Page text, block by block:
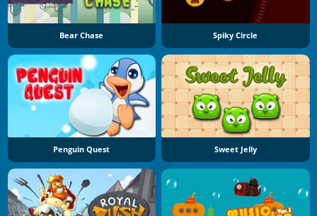
Bear Chase Spiky Circle
Penguin Quest Sweet Jelly